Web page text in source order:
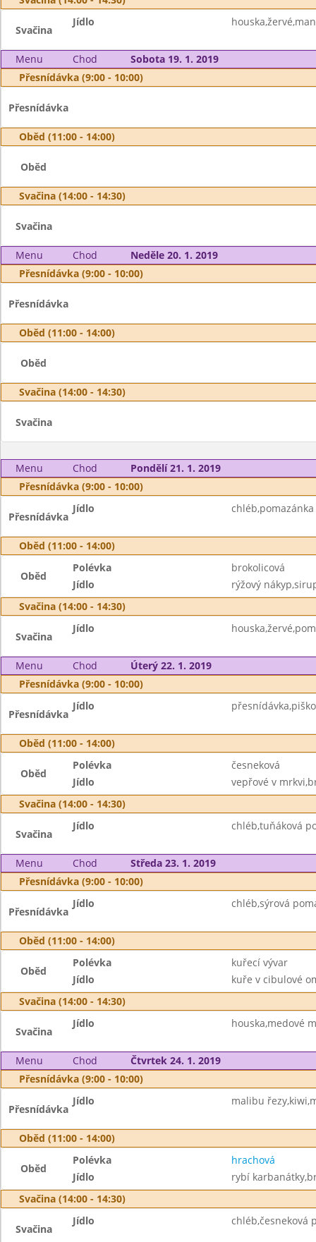
Svačina
Jídlo
Menu Chod
Sobota 19. 1. 2019
Přesnídávka (9:00 - 10:00)
Přesnídávka
Oběd (11:00 - 14:00)
Oběd
Svačina (14:00 - 14:30)
Svačina
Menu Chod
Neděle 20. 1. 2019
Přesnídávka (9:00 - 10:00)
Přesnídávka
Oběd (11:00 - 14:00)
Oběd
Svačina (14:00 - 14:30)
Svačina
Menu Chod
Pondělí 21. 1. 2019
Přesnídávka (9:00 - 10:00)
Přesnídávka
Jídlo
Oběd (11:00 - 14:00)
Oběd
Polévka
brokolicová
Jídlo
rýžový
Svačina (14:00 - 14:30)
Svačina
Jídlo
Menu Chod
Úterý 22. 1. 2019
Přesnídávka (9:00 - 10:00)
Přesnídávka
Jídlo
Oběd (11:00 - 14:00)
Oběd
Polévka
česneková
Jídlo
vepřové v
Svačina (14:00 - 14:30)
Svačina
Jídlo chléb,tuňáková
Menu Chod
Středa 23. 1. 2019
Přesnídávka (9:00 - 10:00)
Přesnídávka
Jídlo chléb,sýrová
Oběd (11:00 - 14:00)
Oběd
Polévka
kuřecí vývar
Jídlo
kuře v cibulové
Svačina (14:00 - 14:30)
Svačina
Jídlo houska,medové
Menu Chod
Čtvrtek 24. 1. 2019
Přesnídávka (9:00 - 10:00)
Přesnídávka
Jídlo malibu
Oběd (11:00 - 14:00)
Oběd
Polévka
hrachová
Jídlo
rybí
Svačina (14:00 - 14:30)
Svačina
Jídlo chléb,česneková